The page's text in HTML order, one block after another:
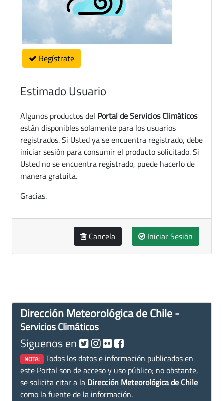
Regístrate
Estimado Usuario
Algunos productos del Portal de Servicios Climáticos
están disponibles solamente para los usuarios
registrados. Si Usted ya se encuentra registrado, debe
iniciar sesión para consumir el producto solicitado. Si
Usted no se encuentra registrado, puede hacerlo de
manera gratuita.
Gracias.
Cancela Iniciar Sesión
Dirección Meteorológica de Chile -
Servicios Climáticos
Siguenos en
NOTA: Todos los datos e información publicados en
este Portal son de acceso y uso público; no obstante,
se solicita citar a la Dirección Meteorológica de Chile
como la fuente de la información.